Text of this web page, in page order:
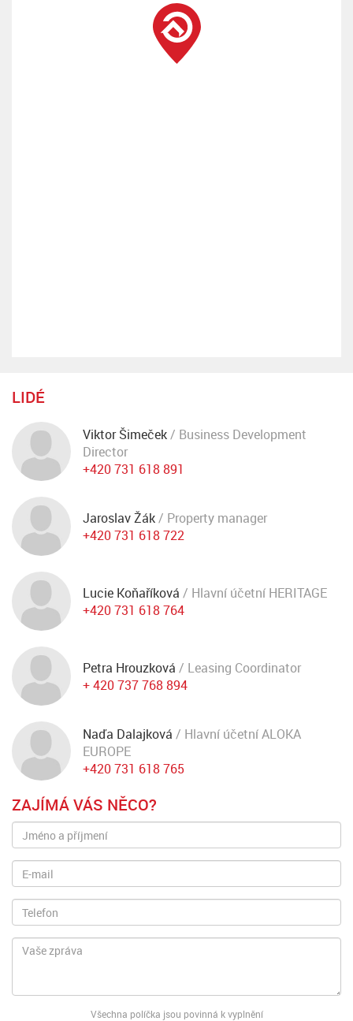
LIDÉ
Viktor Šimeček/ Business Development
Director
+420 731 618 891
Jaroslav Žák/ Property manager
+420 731 618 722
Lucie Koňaříková / Hlavní účetní HERITAGE
+420 731 618 764
Petra Hrouzková / Leasing Coordinator
+ 420 737 768 894
Naďa Dalajková / Hlavní účetní ALOKA
EUROPE
+420 731 618 765
ZAJÍMÁ VÁS NĚCO?
Poptávkový
formulář
Jméno
a
příjmení
E-
mail
Telefon
Zpráva
Všechna políčka jsou povinná k vyplnění